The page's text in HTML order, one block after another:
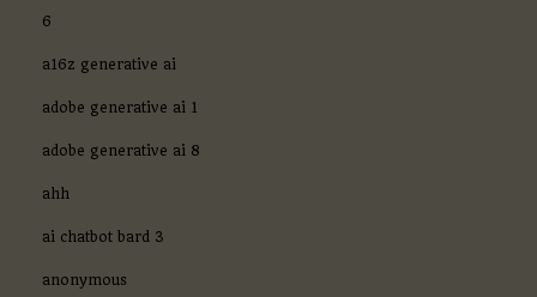
6
a16z generative ai
adobe generative ai 1
adobe generative ai 8
ahh
ai chatbot bard 3
anonymous